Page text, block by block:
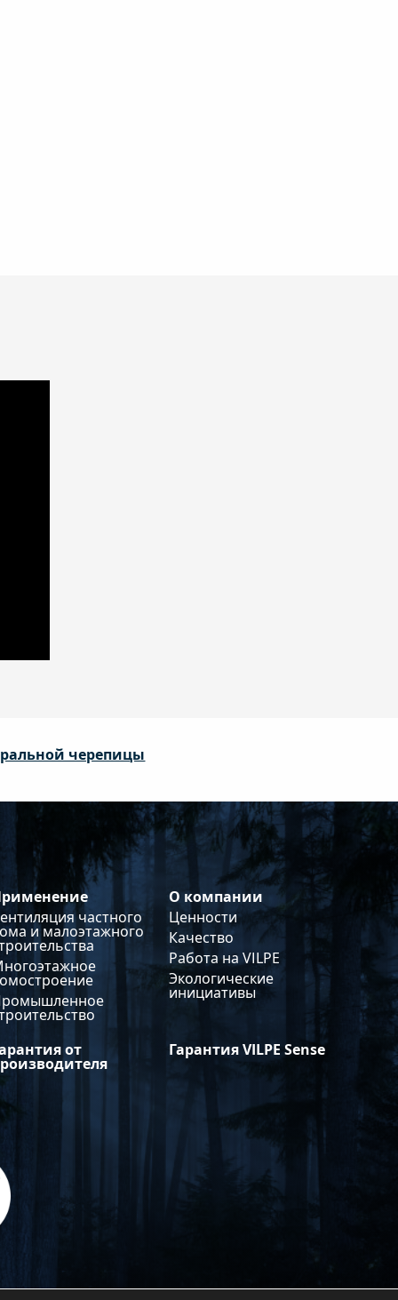
черепицы
частного
и малоэтажного
О компании
Ценности
Качество
Работа на VILPE
Экологические
инициативы
от Гарантия VILPE Sense